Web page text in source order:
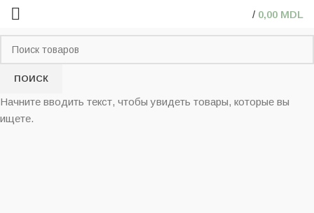
/ 0,00 MDL
ПОИСК
Начните вводить текст, чтобы увидеть товары, которые вы
ищете.